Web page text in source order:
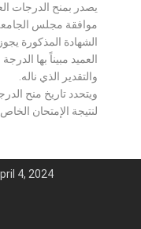
يصدر بمنح الدرجات
موافقة مجلس
الشهادة المذكورة
العميد مبيناً بها
والتقدير الذي ناله.
ويتحدد تاريخ منح
لنتيجة الإمتحان
4, 2024